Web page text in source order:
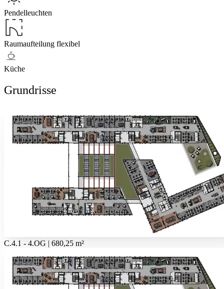
Pendelleuchten
Raumaufteilung flexibel
Küche
Grundrisse
C.4.1 - 4.OG | 680,25 m²